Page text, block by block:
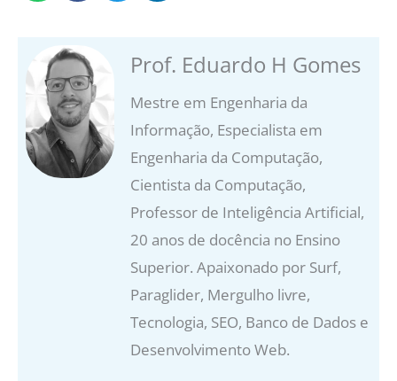
Prof. Eduardo H Gomes
Mestre em Engenharia da
Informação, Especialista em
Engenharia da Computação,
Cientista da Computação,
Professor de Inteligência Artificial,
20 anos de docência no Ensino
Superior. Apaixonado por Surf,
Paraglider, Mergulho livre,
Tecnologia, SEO, Banco de Dados e
Desenvolvimento Web.